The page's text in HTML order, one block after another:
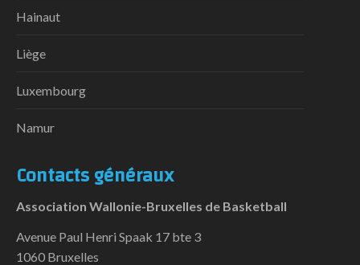
Hainaut
Liège
Luxembourg
Namur
Contacts généraux
Association Wallonie-Bruxelles de Basketball
Avenue Paul Henri Spaak 17 bte 3
1060 Bruxelles